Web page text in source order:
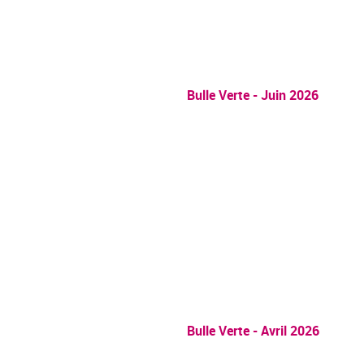
Bulle Verte - Juin 2026
Bulle Verte - Avril 2026